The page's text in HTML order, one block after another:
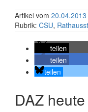
Artikel vom 20.04.2013
Rubrik: CSU,
teilen
teilen
teilen
DAZ heute